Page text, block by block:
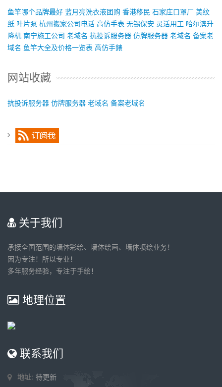
鱼竿哪个品牌最好 蓝月亮洗衣液团购 香港移民 石家庄口罩厂 美纹
纸 叶片泵 杭州搬家公司电话 高仿手表 无锡保安 灵活用工 哈尔滨升
降机 南宁施工公司 老域名 抗投诉服务器 仿牌服务器 老域名 备案老
域名 鱼竿大全及价格一览表 高仿手錶
网站收藏
抗投诉服务器 仿牌服务器 老域名 备案老域名
关于我们
承接全国范围的墙体彩绘、墙体绘画、墙体喷绘业务！
因为专注！所以专业！
多年服务经验，专注于手绘！
地理位置
联系我们
地址: 待更新